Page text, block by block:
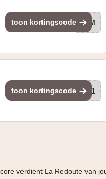
toon kortingscode HOM
toon kortingscode 301
verdient La Redoute van